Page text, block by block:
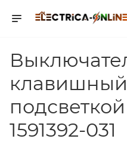
1591392-031